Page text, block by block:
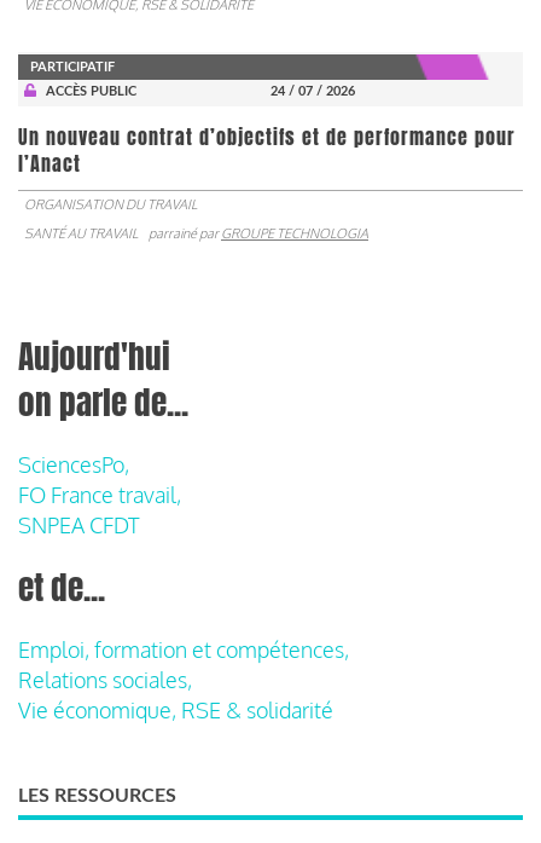
VIE ÉCONOMIQUE, RSE & SOLIDARITÉ
PARTICIPATIF
ACCÈS PUBLIC
24 / 07 / 2026
Un nouveau contrat d’objectifs et de performance pour
l’Anact
ORGANISATION DU TRAVAIL
SANTÉ AU TRAVAIL
parrainé parGROUPE TECHNOLOGIA
Aujourd'hui
on parle de...
SciencesPo,
FO France travail,
SNPEA CFDT
et de...
Emploi, formation et compétences,
Relations sociales,
Vie économique, RSE & solidarité
LES RESSOURCES